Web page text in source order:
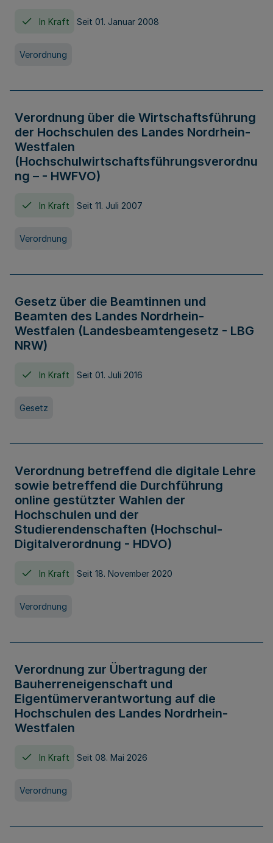
In Kraft Seit 01. Januar 2008
Verordnung
Verordnung über die Wirtschaftsführung
der Hochschulen des Landes Nordrhein-
Westfalen
(Hochschulwirtschaftsführungsverordnu
ng – - HWFVO)
In Kraft Seit 11. Juli 2007
Verordnung
Gesetz über die Beamtinnen und
Beamten des Landes Nordrhein-
Westfalen (Landesbeamtengesetz - LBG
NRW)
In Kraft Seit 01. Juli 2016
Gesetz
Verordnung betreffend die digitale Lehre
sowie betreffend die Durchführung
online gestützter Wahlen der
Hochschulen und der
Studierendenschaften (Hochschul-
Digitalverordnung - HDVO)
In Kraft Seit 18. November 2020
Verordnung
Verordnung zur Übertragung der
Bauherreneigenschaft und
Eigentümerverantwortung auf die
Hochschulen des Landes Nordrhein-
Westfalen
In Kraft Seit 08. Mai 2026
Verordnung